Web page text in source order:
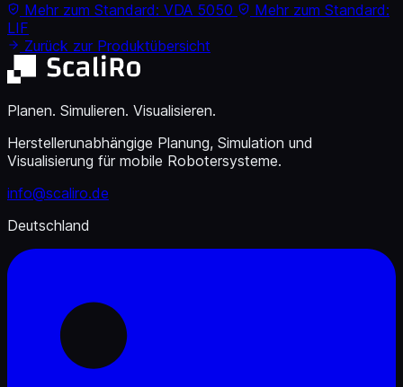
Mehr zum Standard: VDA 5050
Mehr zum Standard:
LIF
Zurück zur Produktübersicht
Planen. Simulieren. Visualisieren.
Herstellerunabhängige Planung, Simulation und
Visualisierung für mobile Robotersysteme.
info@scaliro.de
Deutschland